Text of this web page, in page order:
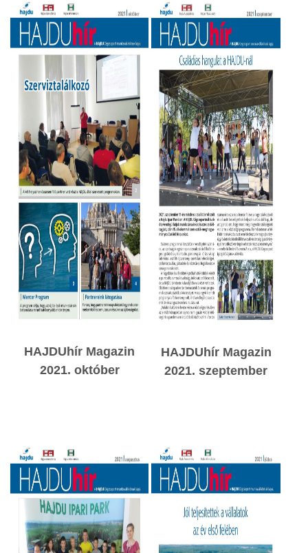
HAJDUhír Magazin
2021. október
HAJDUhír Magazin
2021. szeptember